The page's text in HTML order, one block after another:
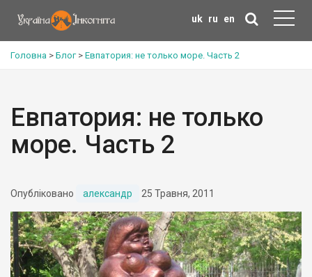
uk ru en
Головна > Блог> Евпатория: не только море. Часть 2
Евпатория: не только
море. Часть 2
Опубліковано александр 25 Травня, 2011